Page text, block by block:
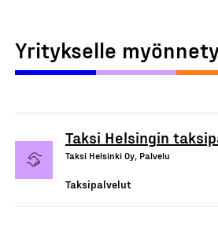
Yritykselle
Taksi Helsingin
Taksi Helsinki Oy, Palvelu
Taksipalvelut